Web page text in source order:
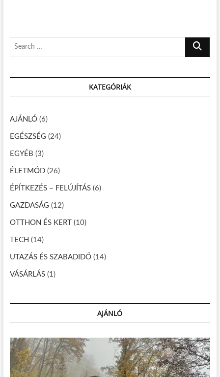
z
é
n
a
v
i
g
á
c
i
ó
h
KATEGÓRIÁK
AJÁNLÓ(6)
EGÉSZSÉG (24)
EGYÉB (3)
ÉLETMÓD(26)
ÉPÍTKEZÉS – FELÚJÍTÁS(6)
GAZDASÁG (12)
OTTHON ÉS KERT (10)
TECH (14)
UTAZÁS ÉS SZABADIDŐ(14)
VÁSÁRLÁS(1)
AJÁNLÓ